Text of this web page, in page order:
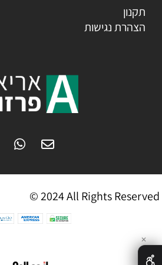
תקנון
הצהרת נגישות
© 2024 All Rights Reserved
✕